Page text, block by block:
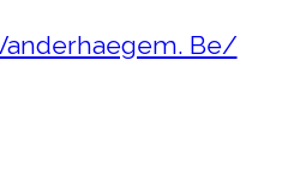
Be/